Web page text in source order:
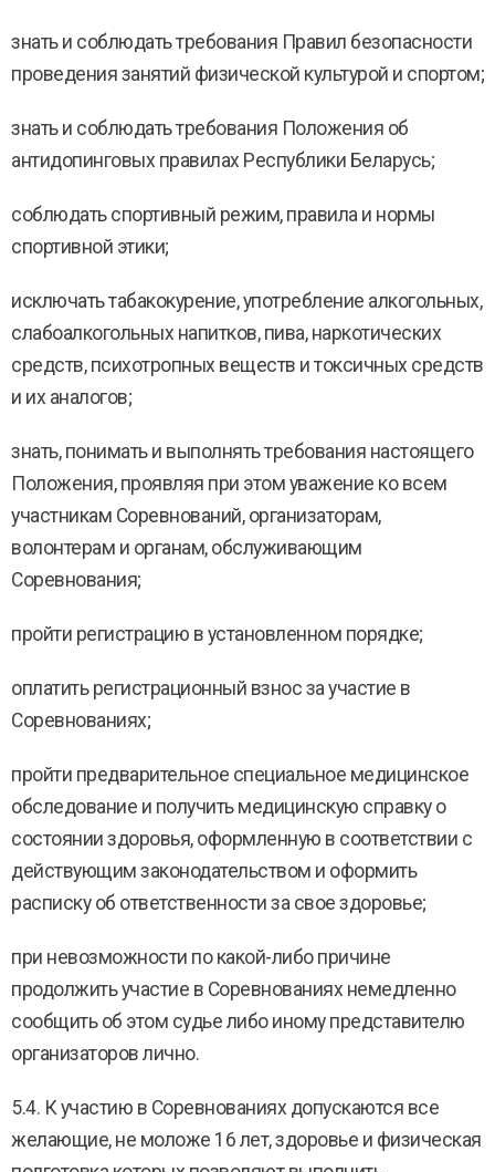
знать и соблюдать требования Правил безопасности
проведения занятий физической культурой и спортом;
знать и соблюдать требования Положения об
антидопинговых правилах Республики Беларусь;
соблюдать спортивный режим, правила и нормы
спортивной этики;
исключать табакокурение, употребление алкогольных,
слабоалкогольных напитков, пива, наркотических
средств, психотропных веществ и токсичных средств
и их аналогов;
знать, понимать и выполнять требования настоящего
Положения, проявляя при этом уважение ко всем
участникам Соревнований, организаторам,
волонтерам и органам, обслуживающим
Соревнования;
пройти регистрацию в установленном порядке;
оплатить регистрационный взнос за участие в
Соревнованиях;
пройти предварительное специальное медицинское
обследование и получить медицинскую справку о
состоянии здоровья, оформленную в соответствии с
действующим законодательством и оформить
расписку об ответственности за свое здоровье;
при невозможности по какой-либо причине
продолжить участие в Соревнованиях немедленно
сообщить об этом судье либо иному представителю
организаторов лично.
5.4. К участию в Соревнованиях допускаются все
желающие, не моложе 16 лет, здоровье и физическая